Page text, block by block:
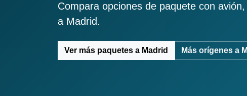
Compara opciones de paquete con
a Madrid.
Ver más paquetes a Madrid Más orígenes a